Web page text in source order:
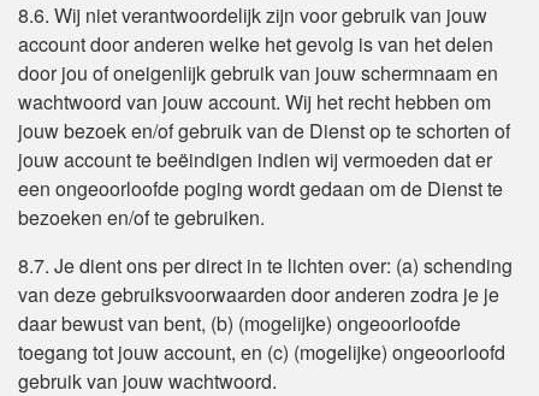
8.6. Wij niet verantwoordelijk zijn voor gebruik van jouw
account door anderen welke het gevolg is van het delen
door jou of oneigenlijk gebruik van jouw schermnaam en
wachtwoord van jouw account. Wij het recht hebben om
jouw bezoek en/of gebruik van de Dienst op te schorten of
jouw account te beëindigen indien wij vermoeden dat er
een ongeoorloofde poging wordt gedaan om de Dienst te
bezoeken en/of te gebruiken.
8.7. Je dient ons per direct in te lichten over: (a) schending
van deze gebruiksvoorwaarden door anderen zodra je je
daar bewust van bent, (b) (mogelijke) ongeoorloofde
toegang tot jouw account, en (c) (mogelijke) ongeoorloofd
gebruik van jouw wachtwoord.